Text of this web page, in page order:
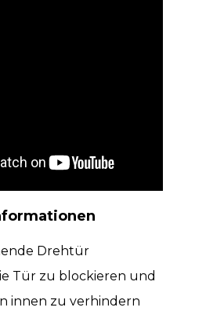
Drehtür
Tür zu blockieren und
innen zu verhindern